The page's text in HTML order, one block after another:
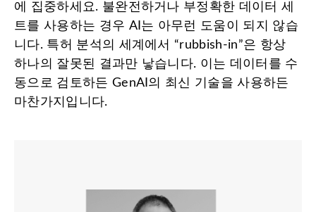
에 집중하세요. 불완전하거나 부정확한 데이터 세
트를 사용하는 경우 AI는 아무런 도움이 되지 않습
니다. 특허 분석의 세계에서 “rubbish-in”은 항상
하나의 잘못된 결과만 낳습니다. 이는 데이터를 수
동으로 검토하든 GenAI의 최신 기술을 사용하든
마찬가지입니다.